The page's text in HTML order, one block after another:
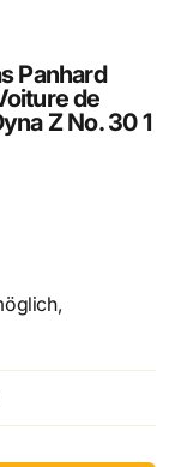
Kohle an
avec son
en stock.
Panhard
de
Z No. 30 1